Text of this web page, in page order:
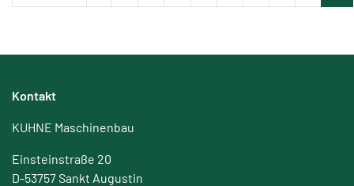
Kontakt
KUHNE Maschinenbau
Einsteinstraße 20
D-53757 Sankt Augustin